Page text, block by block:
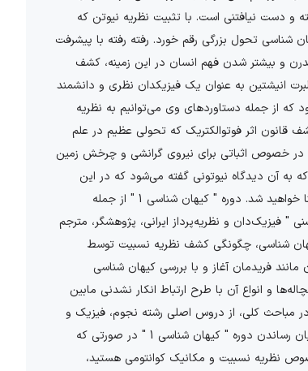
و دست نیافتنی است. با تثبیت نظریه نیوتن که
شناسی تحول بزرگی رقم خورد. رفته رفته با پیشرفت
و بیشتر شدن فهم انسان در این زمینه، کشف
انیشتین به عنوان یک فیزیکدان نظری و دانشمند
که از جمله دستاوردهای وی می‌توانیم به نظریه
قانون اثر فوتوالکتریک که تحولی عظیم در علم
در خصوص اثباتی برای نیروی گرانشی و چرخش زمین
به آن دیدگاه نیوتونی گفته می‌شود که در این
درس با جزئیات و چگونگی وجود این تحولات عظیم در علم کیهان شناسی آشنا خواهید شد. دوره " کیهان شناسی 1 " از جمله
فیزیک‌دان و نظریه‌پرداز ایرانی، پژوهشگر، مترجم
شناسی، چگونگی کشف نظریه نسبیت توسط
فریدمان آغاز و با بررسی کیهان شناسی
و انواع آن با طرح ارتباط انکار نشدنی مابین
در مباحث کلی، از دروس اصلی رشته نجوم، فیزیک و
اختر فیزیک در مقاطع کارشناسی، کارشناسی ارشد و دکتری است. پس از به پایان رساندن دوره " کیهان شناسی 1 " در صورتی که
نظریه نسبیت و مکانیک کوانتومی هستید،